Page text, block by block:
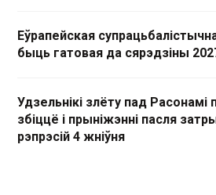
Еўрапейская
быць гатовая да сярэдзіны
Удзельнікі злёту пад Расонамі
збіццё і прыніжэнні пасля
рэпрэсій 4 жніўня